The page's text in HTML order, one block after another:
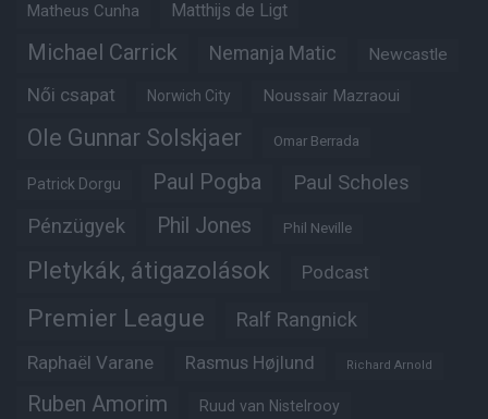
Matheus Cunha Matthijs de Ligt
Michael Carrick Nemanja Matic Newcastle
Női csapat Norwich City Noussair Mazraoui
Ole Gunnar Solskjaer Omar Berrada
Patrick Dorgu Paul Pogba Paul Scholes
Pénzügyek Phil Jones Phil Neville
Pletykák, átigazolások Podcast
Premier League Ralf Rangnick
Raphaël Varane Rasmus Højlund Richard Arnold
Ruben Amorim Ruud van Nistelrooy